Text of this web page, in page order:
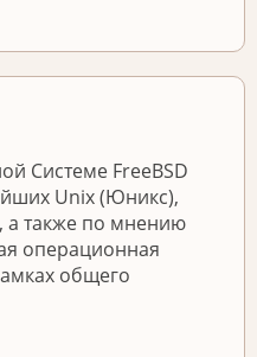
Системе FreeBSD
Unix (Юникс),
а также по мнению
операционная
общего